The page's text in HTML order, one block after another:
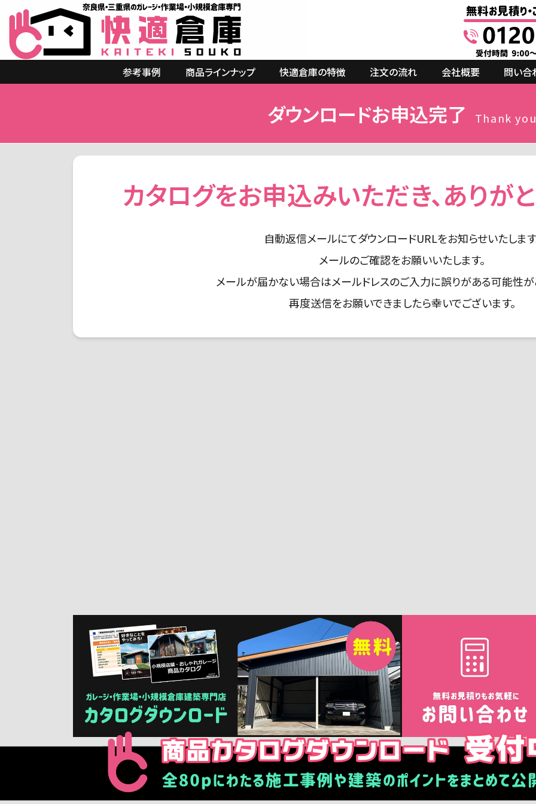
参考事例 商品ラインナップ 快適倉庫の特徴 注文の流れ 会社概要 問い合
ダウンロードお申込完了 Thank you
カタログをお申込みいただき、ありがと
自動返信メールにてダウンロードURLをお知らせいたします
メールのご確認をお願いいたします。
メールが届かない場合はメールドレスのご入力に誤りがある可能性が
再度送信をお願いできましたら幸いでございます。